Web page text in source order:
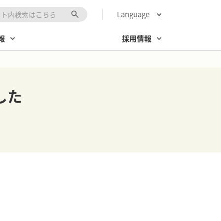
採用情報
ワード入力 Language
た